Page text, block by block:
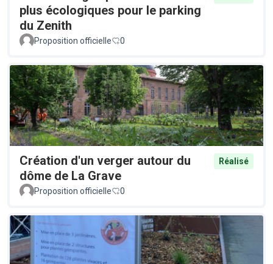
plus écologiques pour le parking
du Zenith
Proposition officielle 0
Création d'un verger autour du
dôme de La Grave
Réalisé
Proposition officielle 0